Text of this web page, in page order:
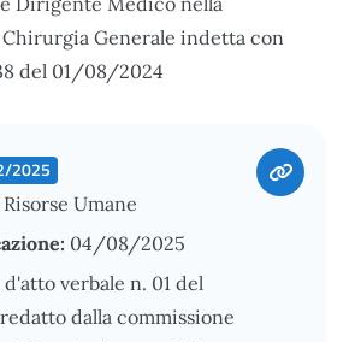
Generale indetta con
del 01/08/2024
2025
Umane
04/08/2025
d'atto verbale n. 01 del
dalla commissione